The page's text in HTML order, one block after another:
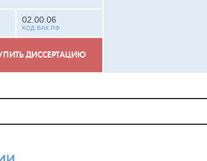
02.00.06
КОД ВАК РФ
ДИССЕРТАЦИЮ